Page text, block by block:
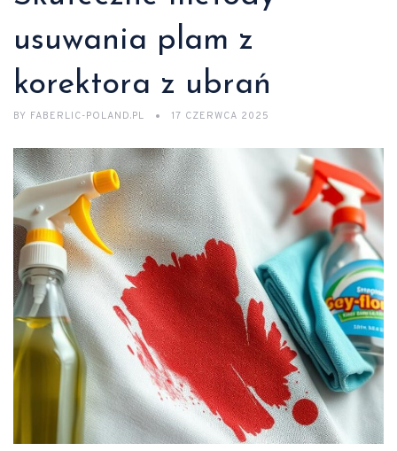
usuwania plam z
korektora z ubrań
BY FABERLIC-POLAND.PL 17 CZERWCA 2025